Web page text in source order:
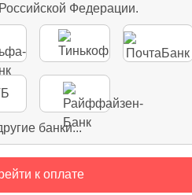
Федерации.
банки...
к оплате